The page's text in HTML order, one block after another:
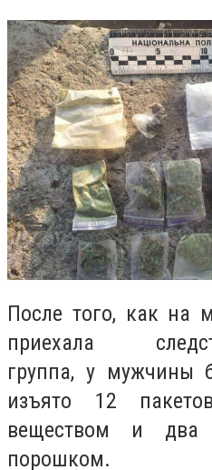
После того, как на
приехала
группа, у мужчины
изъято 12
веществом и
порошком.